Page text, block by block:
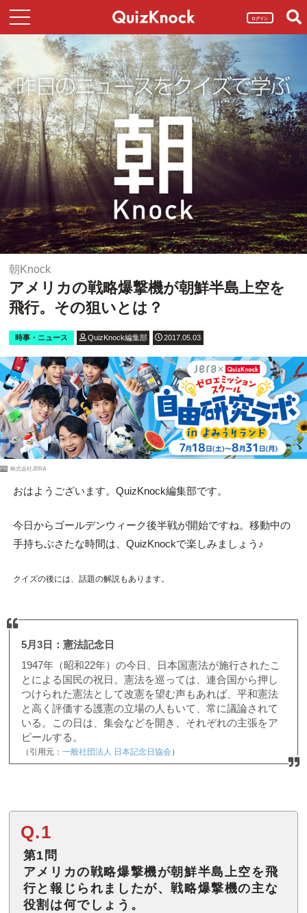
ログイン
朝Knock
アメリカの戦略爆撃機が朝鮮半島上空を
飛行。その狙いとは？
時事・ニュース QuizKnock編集部 2017.05.03
PR 株式会社JERA
おはようございます。QuizKnock編集部です。
今日からゴールデンウィーク後半戦が開始ですね。移動中の
手持ちぶさたな時間は、QuizKnockで楽しみましょう♪
クイズの後には、話題の解説もあります。
5月3日：憲法記念日
1947年（昭和22年）の今日、日本国憲法が施行されたこ
とによる国民の祝日。憲法を巡っては、連合国から押し
つけられた憲法として改憲を望む声もあれば、平和憲法
と高く評価する護憲の立場の人もいて、常に議論されて
いる。この日は、集会などを開き、それぞれの主張をア
ピールする。
（引用元： 一般社団法人 日本記念日協会）
Q.1
第1問
アメリカの戦略爆撃機が朝鮮半島上空を飛
行と報じられましたが、戦略爆撃機の主な
役割は何でしょう。